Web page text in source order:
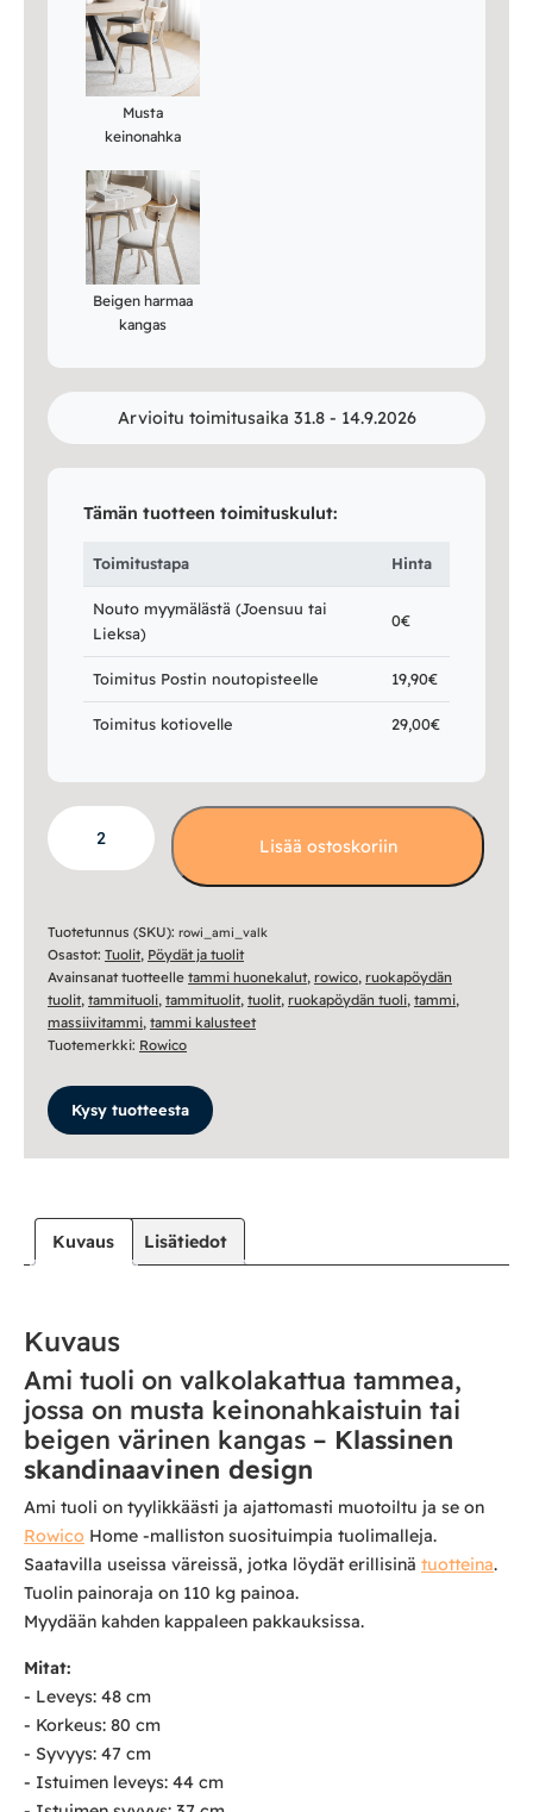
Musta
keinonahka
Beigen harmaa
kangas
Arvioitu toimitusaika 31.8 - 14.9.2026
Tämän tuotteen toimituskulut:
Toimitustapa Hinta
Nouto myymälästä (Joensuu tai
Lieksa)
0€
Toimitus Postin noutopisteelle 19,90€
Toimitus kotiovelle 29,00€
Ami
tuoli
määrä
Lisää ostoskoriin
Tuotetunnus (SKU): rowi_ami_valk
Osastot: Tuolit, Pöydät ja tuolit
Avainsanat tuotteelle tammi huonekalut, rowico, ruokapöydän
tuolit, tammituoli, tammituolit, tuolit, ruokapöydän tuoli, tammi,
massiivitammi, tammi kalusteet
Tuotemerkki: Rowico
Kysy tuotteesta
Kuvaus Lisätiedot
Kuvaus
Ami tuoli on valkolakattua tammea,
jossa on musta keinonahkaistuin tai
beigen värinen kangas – Klassinen
skandinaavinen design
Ami tuoli on tyylikkäästi ja ajattomasti muotoiltu ja se on
Rowico Home -malliston suosituimpia tuolimalleja.
Saatavilla useissa väreissä, jotka löydät erillisinä tuotteina.
Tuolin painoraja on 110 kg painoa.
Myydään kahden kappaleen pakkauksissa.
Mitat:
- Leveys: 48 cm
- Korkeus: 80 cm
- Syvyys: 47 cm
- Istuimen leveys: 44 cm